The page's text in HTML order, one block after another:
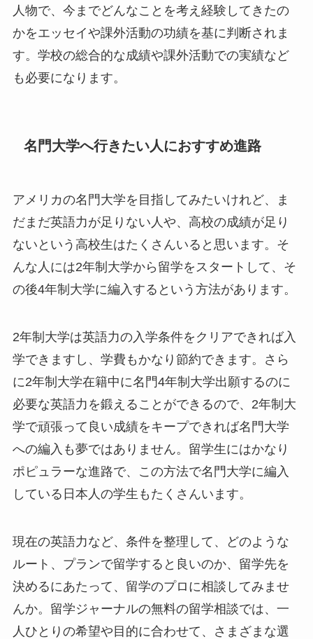
人物で、今までどんなことを考え経験してきたの
かをエッセイや課外活動の功績を基に判断されま
す。学校の総合的な成績や課外活動での実績など
も必要になります。
名門大学へ行きたい人におすすめ進路
アメリカの名門大学を目指してみたいけれど、ま
だまだ英語力が足りない人や、高校の成績が足り
ないという高校生はたくさんいると思います。そ
んな人には2年制大学から留学をスタートして、そ
の後4年制大学に編入するという方法があります。
2年制大学は英語力の入学条件をクリアできれば入
学できますし、学費もかなり節約できます。さら
に2年制大学在籍中に名門4年制大学出願するのに
必要な英語力を鍛えることができるので、2年制大
学で頑張って良い成績をキープできれば名門大学
への編入も夢ではありません。留学生にはかなり
ポピュラーな進路で、この方法で名門大学に編入
している日本人の学生もたくさんいます。
現在の英語力など、条件を整理して、どのような
ルート、プランで留学すると良いのか、留学先を
決めるにあたって、留学のプロに相談してみませ
んか。留学ジャーナルの無料の留学相談では、一
人ひとりの希望や目的に合わせて、さまざまな選